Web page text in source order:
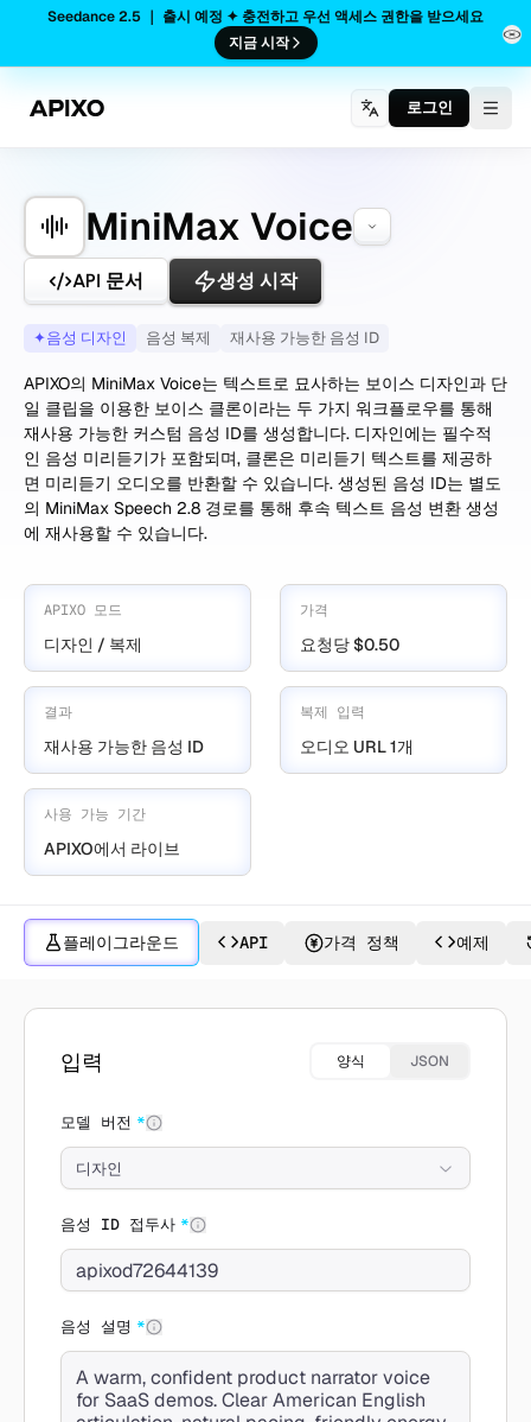
Seedance 2.5 ｜ 출시 예정 ✦ 충전하고 우선 액세스 권한을 받으세요
지금 시작
로그인
MiniMax Voice
API 문서 생성 시작
✦음성 디자인 음성 복제 재사용 가능한 음성 ID
APIXO의 MiniMax Voice는 텍스트로 묘사하는 보이스 디자인과 단
일 클립을 이용한 보이스 클론이라는 두 가지 워크플로우를 통해
재사용 가능한 커스텀 음성 ID를 생성합니다. 디자인에는 필수적
인 음성 미리듣기가 포함되며, 클론은 미리듣기 텍스트를 제공하
면 미리듣기 오디오를 반환할 수 있습니다. 생성된 음성 ID는 별도
의 MiniMax Speech 2.8 경로를 통해 후속 텍스트 음성 변환 생성
에 재사용할 수 있습니다.
APIXO 모드
디자인 / 복제
가격
요청당 $0.50
결과
재사용 가능한 음성 ID
복제 입력
오디오 URL 1개
사용 가능 기간
APIXO에서 라이브
플레이그라운드 API 가격 정책 예제
MiniMax Voice(으)로 만들기
입력 양식 JSON
모델 버전 *
디자인
음성 ID 접두사 *
음성 설명 *